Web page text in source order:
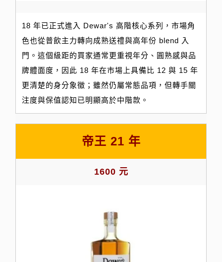
18 年已正式進入 Dewar's 高階核心系列，市場角
色也從普飲主力轉向成熟送禮與高年份 blend 入
門。這個級距的買家通常更重視年分、圓熟感與品
牌體面度，因此 18 年在市場上具備比 12 與 15 年
更清楚的身分象徵；雖然仍屬常態品項，但轉手關
注度與保值認知已明顯高於中階款。
帝王 21 年
1600 元